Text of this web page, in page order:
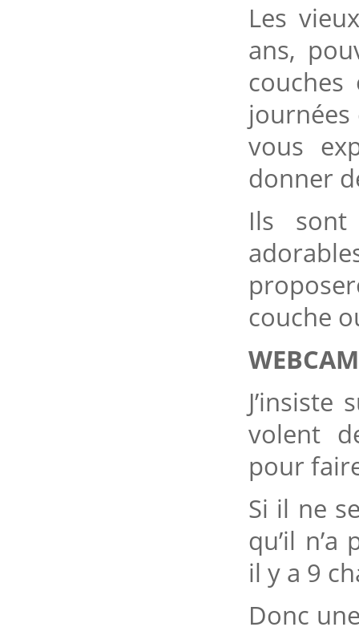
Les
ans,
journées
vous
donner
Ils
couche
WEBCAM
volent
pour
Si il ne
qu’il
il y a 9
Donc